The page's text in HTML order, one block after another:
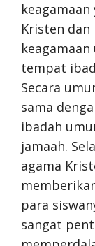
Kristen
tempat
Secara
sama
ibadah
jamaah.
agama
para
sangat